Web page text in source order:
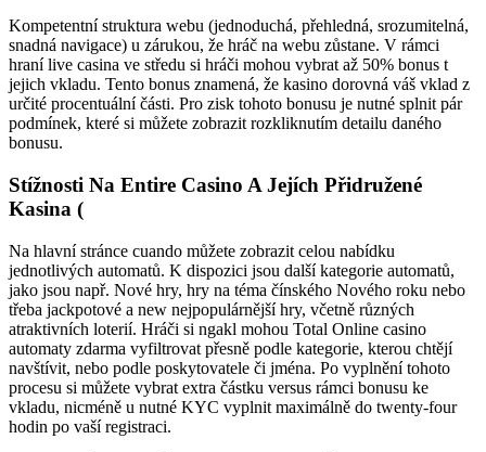
Kompetentní struktura webu (jednoduchá, přehledná, srozumitelná,
snadná navigace) u zárukou, že hráč na webu zůstane. V rámci
hraní live casina ve středu si hráči mohou vybrat až 50% bonus t
jejich vkladu. Tento bonus znamená, že kasino dorovná váš vklad z
určité procentuální části. Pro zisk tohoto bonusu je nutné splnit pár
podmínek, které si můžete zobrazit rozkliknutím detailu daného
bonusu.
Stížnosti Na Entire Casino A Jejích Přidružené
Kasina (
Na hlavní stránce cuando můžete zobrazit celou nabídku
jednotlivých automatů. K dispozici jsou další kategorie automatů,
jako jsou např. Nové hry, hry na téma čínského Nového roku nebo
třeba jackpotové a new nejpopulárnější hry, včetně různých
atraktivních loterií. Hráči si ngakl mohou Total Online casino
automaty zdarma vyfiltrovat přesně podle kategorie, kterou chtějí
navštívit, nebo podle poskytovatele či jména. Po vyplnění tohoto
procesu si můžete vybrat extra částku versus rámci bonusu ke
vkladu, nicméně u nutné KYC vyplnit maximálně do twenty-four
hodin po vaší registraci.